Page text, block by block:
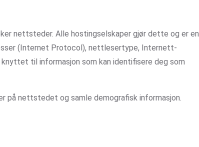
nettsteder. Alle hostingselskaper gjør dette og er en
(Internet Protocol), nettlesertype, Internett-
til informasjon som kan identifisere deg som
på nettstedet og samle demografisk informasjon.